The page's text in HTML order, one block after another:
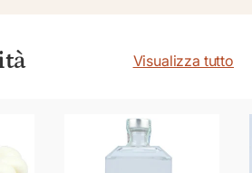
Visualizza tutto